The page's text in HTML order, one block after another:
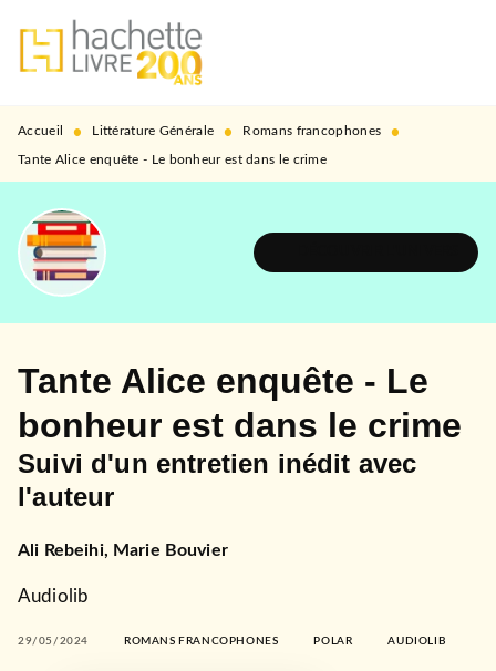
MENU RECHERCHE
PIED DE PAGE
Accueil • Littérature Générale • Romans francophones •
Tante Alice enquête - Le bonheur est dans le crime
Tante Alice enquête - Le
bonheur est dans le crime
Suivi d'un entretien inédit avec
l'auteur
Ali Rebeihi, Marie Bouvier
Audiolib
29/05/2024 ROMANS FRANCOPHONES POLAR AUDIOLIB